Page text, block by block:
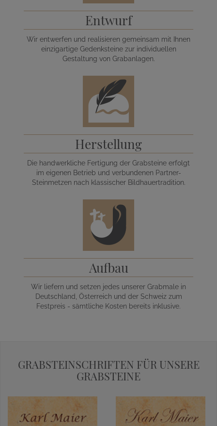
Entwurf
Wir entwerfen und realisieren gemeinsam mit Ihnen
einzigartige Gedenksteine zur individuellen
Gestaltung von Grabanlagen.
Herstellung
Die handwerkliche Fertigung der Grabsteine erfolgt
im eigenen Betrieb und verbundenen Partner-
Steinmetzen nach klassischer Bildhauertradition.
Aufbau
Wir liefern und setzen jedes unserer Grabmale in
Deutschland, Österreich und der Schweiz zum
Festpreis - sämtliche Kosten bereits inklusive.
GRABSTEINSCHRIFTEN FÜR UNSERE
GRABSTEINE